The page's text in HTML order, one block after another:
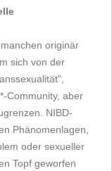
originär
sich von der
Community, aber
NIBD-
Phänomenlagen,
oder sexueller
Topf geworfen